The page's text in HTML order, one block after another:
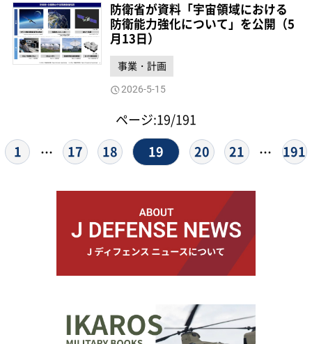
防衛省が資料「宇宙領域における
防衛能力強化について」を公開（5
月13日）
事業・計画
2026-5-15
ページ:19/191
1
… 17 18 19 20 21 … 191